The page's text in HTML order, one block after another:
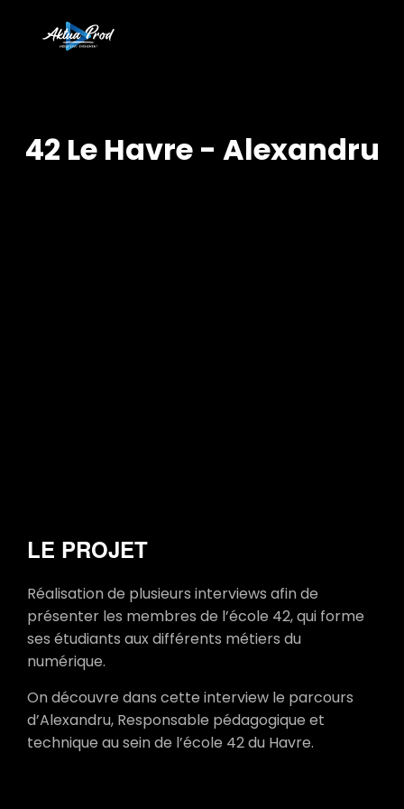
42 Le Havre - Alexandru
LE PROJET
Réalisation de plusieurs interviews afin de
présenter les membres de l’école 42, qui forme
ses étudiants aux différents métiers du
numérique.
On découvre dans cette interview le parcours
d’Alexandru, Responsable pédagogique et
technique au sein de l’école 42 du Havre.